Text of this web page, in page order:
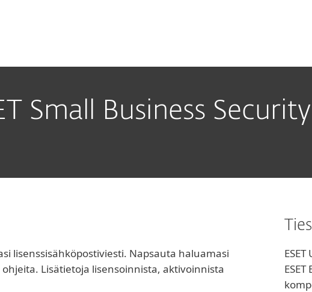
Small Business
lisenssisähköpostiviesti. Napsauta haluamasi
Lisätietoja lisensoinnista, aktivoinnista